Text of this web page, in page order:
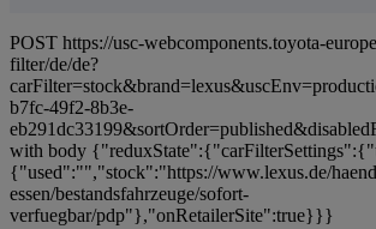
POST https://usc-webcomponents.toyota-
filter/de/de?
b7fc-49f2-8b3e-
with body
{"used":"","stock":"https://www.lexus.de/
essen/bestandsfahrzeuge/sofort-
verfuegbar/pdp"},"onRetailerSite":true}}}